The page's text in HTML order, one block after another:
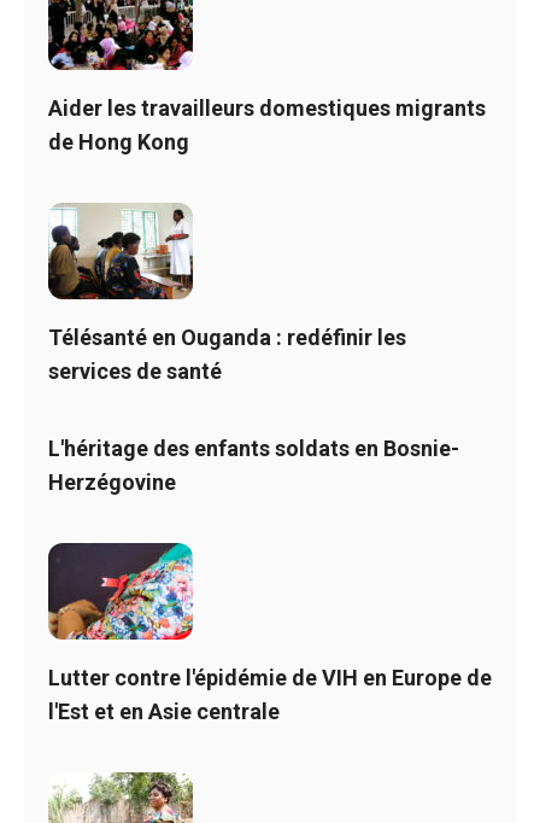
Aider les travailleurs domestiques migrants
de Hong Kong
Télésanté en Ouganda : redéfinir les
services de santé
L'héritage des enfants soldats en Bosnie-
Herzégovine
Lutter contre l'épidémie de VIH en Europe de
l'Est et en Asie centrale